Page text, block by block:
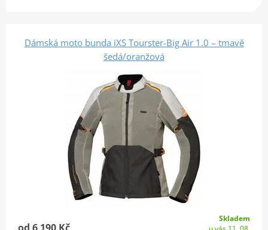
Dámská moto bunda iXS Tourster-Big Air 1.0 – tmavě
šedá/oranžová
Skladem